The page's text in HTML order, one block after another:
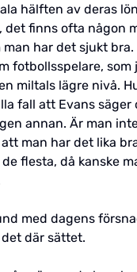
hälften av deras
det finns ofta någon
man har det sjukt bra.
fotbollsspelare, som
miltals lägre nivå.
fall att Evans säger
annan. Är man
man har det lika
flesta, då kanske
med dagens
där sättet.